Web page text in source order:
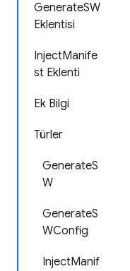
GenerateSW
Eklentisi
InjectManife
st Eklenti
Ek Bilgi
Türler
GenerateS
W
GenerateS
WConfig
InjectManif